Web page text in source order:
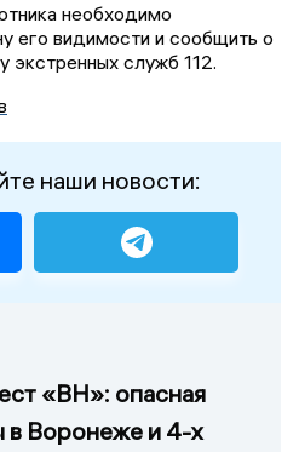
необходимо
его видимости и сообщить о
экстренных служб 112.
наши новости:
«ВН»: опасная
в Воронеже и 4-х